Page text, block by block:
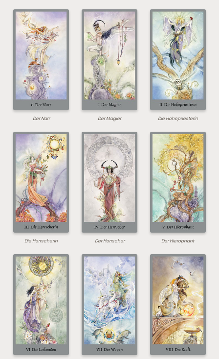
Der Narr Der Magier Die Hohepriesterin
Die Herrscherin Der Herrscher Der Hierophant